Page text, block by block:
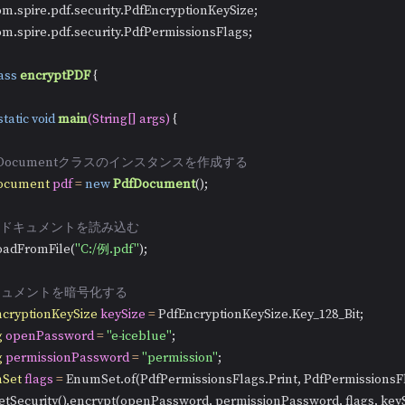
encryptPDF {
voidmain(String[] args) {
クラスのインスタンスを作成する
pdf=newPdfDocument();
キュメントを読み込む
"C:/例.pdf");
メントを暗号化する
keySize = PdfEncryptionKeySize.Key_128_Bit;
openPassword="e-iceblue";
permissionPassword="permission";
flags = EnumSet.of(PdfPermissionsFlags.Print,
permissionPassword, flags,